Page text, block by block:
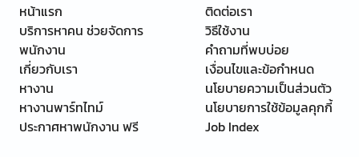
หน้าแรก
บริการหาคน ช่วยจัดการ
พนักงาน
เกี่ยวกับเรา
หางาน
หางานพาร์ทไทม์
ประกาศหาพนักงาน ฟรี
ติดต่อเรา
วิธีใช้งาน
คำถามที่พบบ่อย
เงื่อนไขและข้อกำหนด
นโยบายความเป็นส่วนตัว
นโยบายการใช้ข้อมูลคุกกี้
Job Index